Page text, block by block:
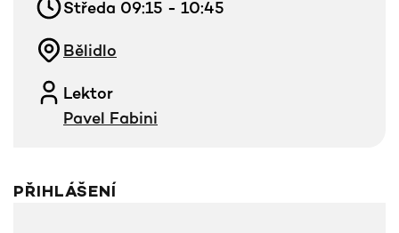
Středa 09:15 - 10:45
Bělidlo
Lektor
Pavel Fabini
PŘIHLÁŠENÍ